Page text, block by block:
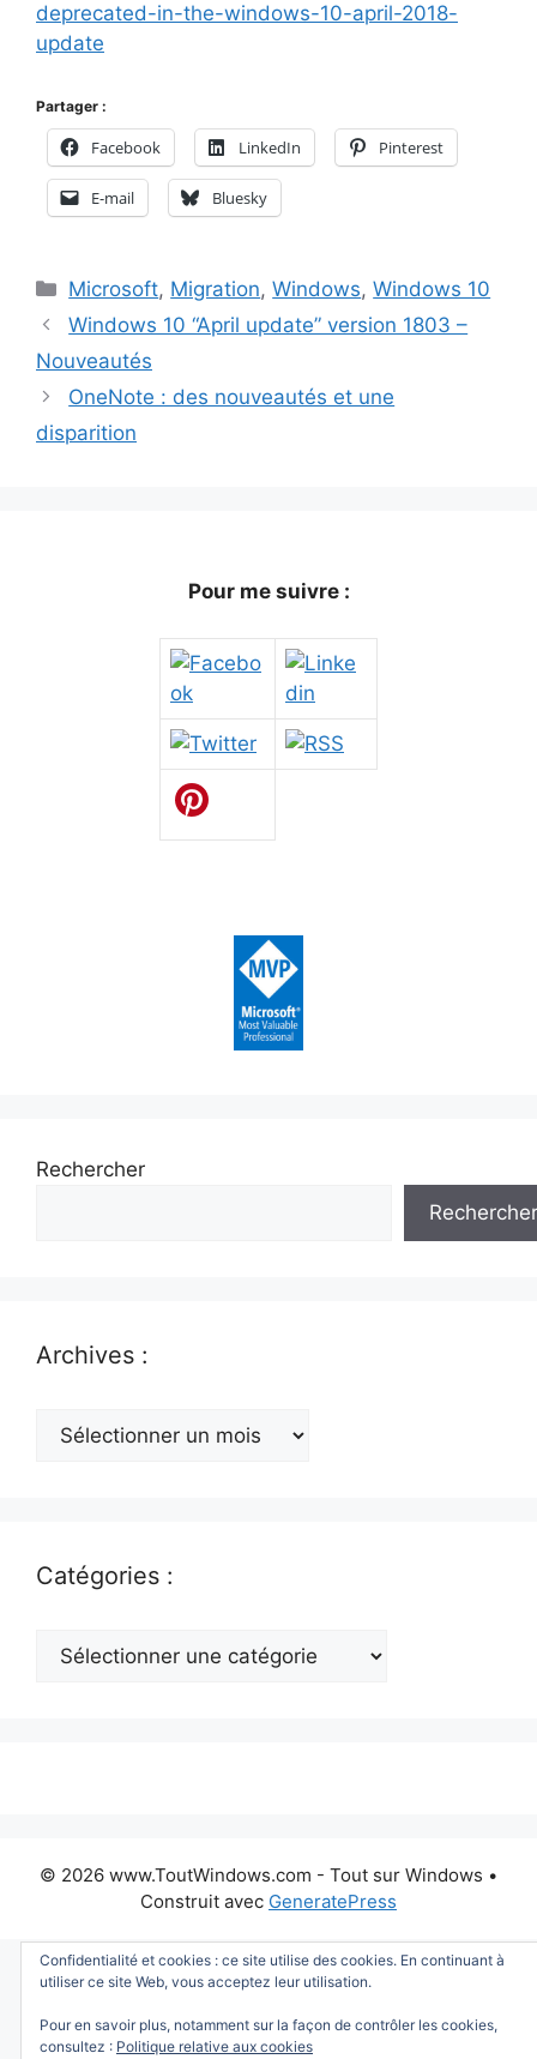
deprecated-in-the-windows-10-april-2018-
update
Partager :
Facebook LinkedIn Pinterest
E-mail Bluesky
Catégories
Microsoft, Migration,Windows,Windows 10
Windows 10 “April update” version 1803 –
Nouveautés
OneNote : des nouveautés et une
disparition
Pour me suivre :
Rechercher
Rechercher
Archives :
Archives
Catégories :
Catégories
© 2026 www.ToutWindows.com - Tout sur Windows •
Construit avec GeneratePress
Confidentialité et cookies : ce site utilise des cookies. En continuant à
utiliser ce site Web, vous acceptez leur utilisation.
Pour en savoir plus, notamment sur la façon de contrôler les cookies,
consultez : Politique relative aux cookies